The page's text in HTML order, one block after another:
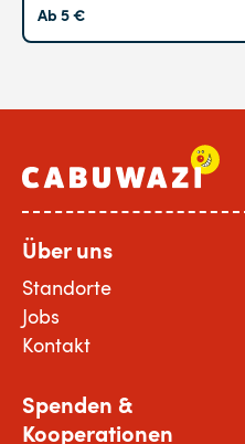
Ab 5 €
Über uns
Standorte
Jobs
Kontakt
Spenden &
Kooperationen